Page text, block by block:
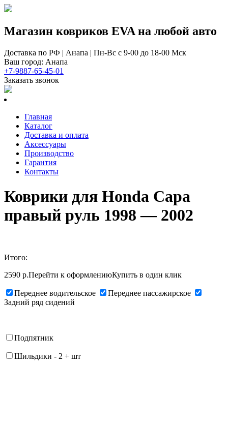
Магазин ковриков EVA ​на любой авто
Доставка по РФ | Анапа | Пн-Вс с 9-00 до 18-00 Мск
Ваш город: Анапа
+7-9887-65-45-01
Заказать звонок
Главная
Каталог
Доставка и оплата
Аксессуары
Производство
Гарантия
Контакты
Коврики для Honda Capa
правый руль 1998 — 2002
Итого:
2590 р.Перейти к оформлениюКупить в один клик
Переднее водительское
Переднее пассажирское
Задний ряд сидений
Подпятник
Шильдики - 2 + шт